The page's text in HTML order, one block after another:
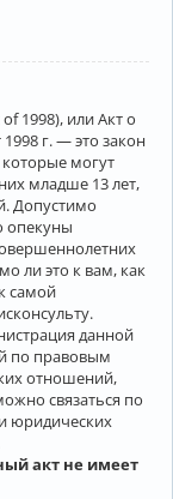
1998), или Акт о
г. — это закон
могут
младше 13 лет,
Допустимо
опекуны
ли это к вам, как
самой
данной
по правовым
отношений,
связаться по
юридических
акт не имеет